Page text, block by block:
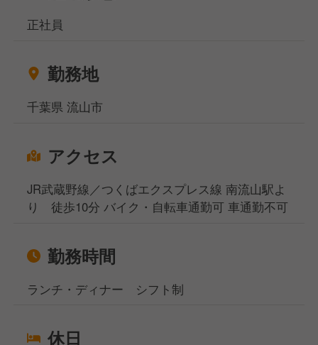
かにも飲食店の求人を多数揃えております。
お金がなくて困っている方などなど…どんなお悩みも
ご相談ください！
相談窓口事務所は東京、大阪、名古屋、福岡の4拠点
さいませ。
正社員
勤務地
千葉県 流山市
アクセス
JR武蔵野線／つくばエクスプレス線 南流山駅よ
り 徒歩10分 バイク・自転車通勤可 車通勤不可
勤務時間
ランチ・ディナー シフト制
休日